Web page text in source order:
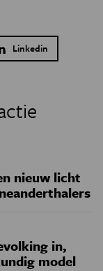
Linkedin
nieuw licht
in,
model